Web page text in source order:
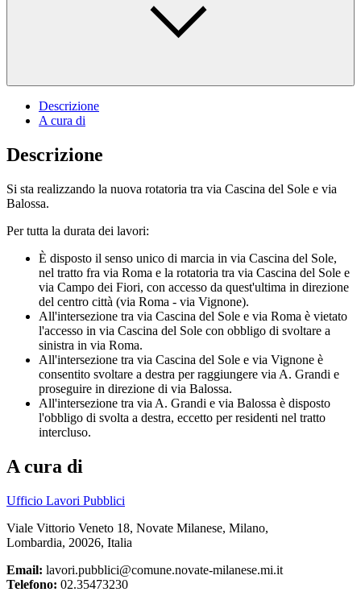
Descrizione
A cura di
Descrizione
Si sta realizzando la nuova rotatoria tra via Cascina del Sole e via
Balossa.
Per tutta la durata dei lavori:
È disposto il senso unico di marcia in via Cascina del Sole,
nel tratto fra via Roma e la rotatoria tra via Cascina del Sole e
via Campo dei Fiori, con accesso da quest'ultima in direzione
del centro città (via Roma - via Vignone).
All'intersezione tra via Cascina del Sole e via Roma è vietato
l'accesso in via Cascina del Sole con obbligo di svoltare a
sinistra in via Roma.
All'intersezione tra via Cascina del Sole e via Vignone è
consentito svoltare a destra per raggiungere via A. Grandi e
proseguire in direzione di via Balossa.
All'intersezione tra via A. Grandi e via Balossa è disposto
l'obbligo di svolta a destra, eccetto per residenti nel tratto
intercluso.
A cura di
Ufficio Lavori Pubblici
Viale Vittorio Veneto 18, Novate Milanese, Milano,
Lombardia, 20026, Italia
Email: lavori.pubblici@comune.novate-milanese.mi.it
Telefono: 02.35473230